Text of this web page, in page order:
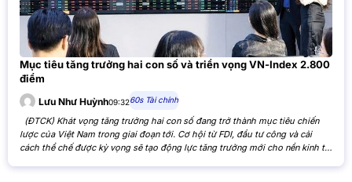
Mục tiêu tăng trưởng hai con số và triển vọng VN-Index 2.800
điểm
Lưu Như Huỳnh09:3260s Tài chính
(ĐTCK) Khát vọng tăng trưởng hai con số đang trở thành mục tiêu chiến
lược của Việt Nam trong giai đoạn tới. Cơ hội từ FDI, đầu tư công và cải
cách thể chế được kỳ vọng sẽ tạo động lực tăng trưởng mới cho nền kinh tế,